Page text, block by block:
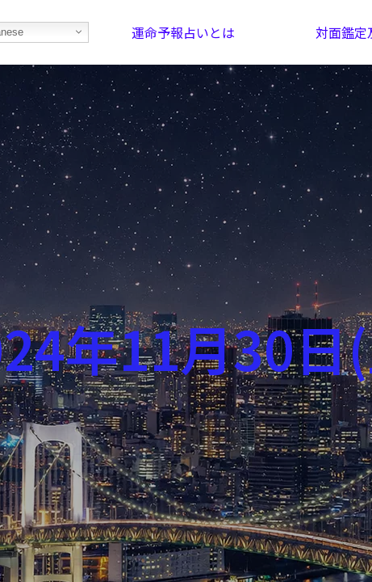
運命予報占いとは 対面鑑定
部屋を探そう！ 最恐の相性占い
芸能界
社会
年11月30日